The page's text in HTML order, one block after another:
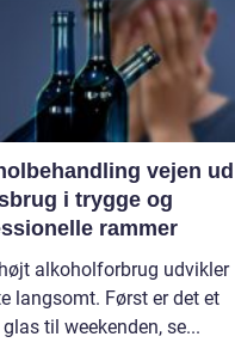
vejen ud
i trygge og
rammer
alkoholforbrug udvikler
langsomt. Først er det et
til weekenden, se...